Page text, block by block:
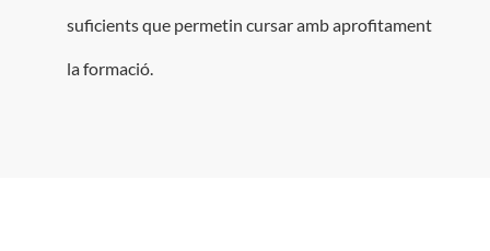
suficients que permetin cursar amb aprofitament
la formació.